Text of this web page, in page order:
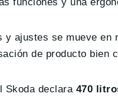
funciones y una
y ajustes se mueve
de producto bien
Skoda declara 470